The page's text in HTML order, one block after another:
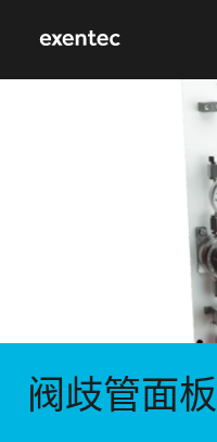
搜索
阀歧管面板